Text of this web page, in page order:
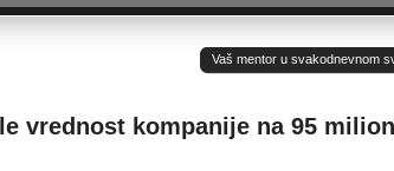
Vaš mentor u svakodnevnom
vrednost kompanije na 95